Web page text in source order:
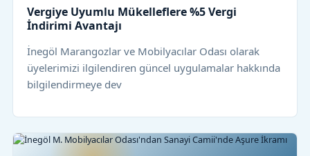
Vergiye Uyumlu Mükelleflere %5 Vergi
İndirimi Avantajı
İnegöl Marangozlar ve Mobilyacılar Odası olarak
üyelerimizi ilgilendiren güncel uygulamalar hakkında
bilgilendirmeye dev